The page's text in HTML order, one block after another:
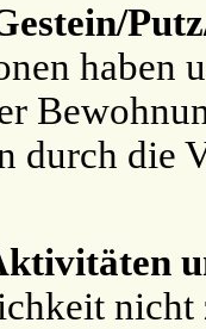
haben
durch die
nicht